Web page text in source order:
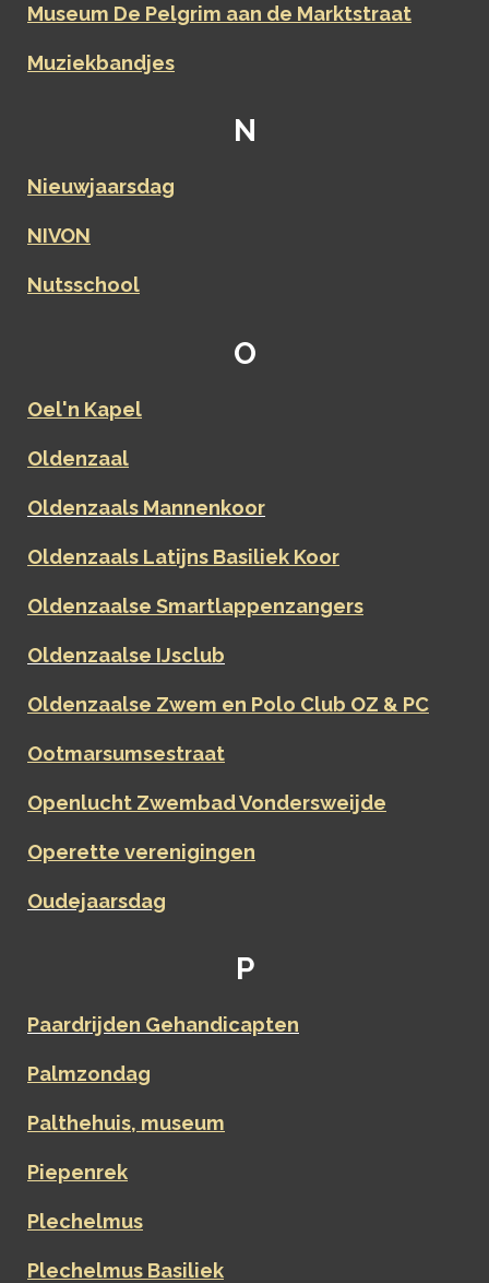
Museum De Pelgrim aan de Marktstraat
Muziekbandjes
N
Nieuwjaarsdag
NIVON
Nutsschool
O
Oel'n Kapel
Oldenzaal
Oldenzaals Mannenkoor
Oldenzaals Latijns Basiliek Koor
Oldenzaalse Smartlappenzangers
Oldenzaalse IJsclub
Oldenzaalse Zwem en Polo Club OZ & PC
Ootmarsumsestraat
Openlucht Zwembad Vondersweijde
Operette verenigingen
Oudejaarsdag
P
Paardrijden Gehandicapten
Palmzondag
Palthehuis, museum
Piepenrek
Plechelmus
Plechelmus Basiliek